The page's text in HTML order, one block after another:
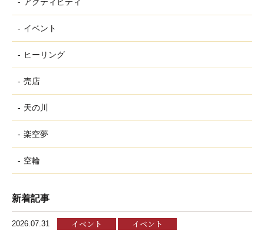
イベント
ヒーリング
売店
天の川
楽空夢
空輪
新着記事
2026.07.31 イベント イベント